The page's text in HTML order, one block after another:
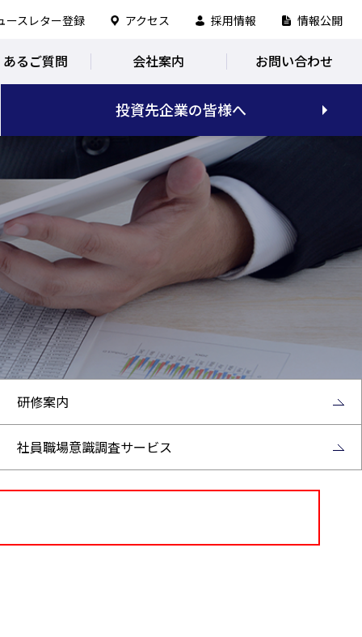
ースレター登録 アクセス 採用情報 情報公開
るご質問 会社案内 お問い合わせ
投資先企業の皆様へ
研修案内
社員職場意識調査サービス